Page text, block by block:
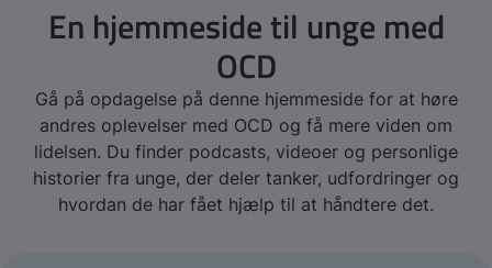
En hjemmeside til unge med
OCD
Gå på opdagelse på denne hjemmeside for at høre
andres oplevelser med OCD og få mere viden om
lidelsen. Du finder podcasts, videoer og personlige
historier fra unge, der deler tanker, udfordringer og
hvordan de har fået hjælp til at håndtere det.